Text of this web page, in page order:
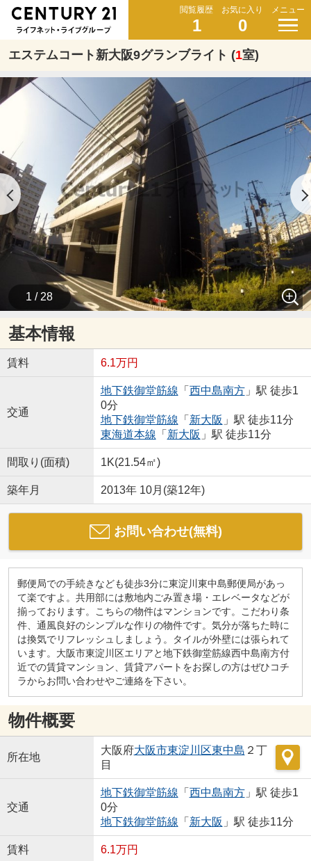
閲覧履歴
1
お気に入り
0
メニュー
エステムコート新大阪9グランブライト (1室)
1 / 28
基本情報
賃料 6.1万円
交通
地下鉄御堂筋線 「 西中島南方」駅 徒歩1
0分
地下鉄御堂筋線 「 新大阪 」駅 徒歩11分
東海道本線 「 新大阪 」駅 徒歩11分
間取り(面積) 1K(21.54㎡)
築年月 2013年 10月(築12年)
お問い合わせ(無料)
郵便局での手続きなども徒歩3分に東淀川東中島郵便局があっ
て楽ですよ。共用部には敷地内ごみ置き場・エレベータなどが
揃っております。こちらの物件はマンションです。こだわり条
件、通風良好のシンプルな作りの物件です。気分が落ちた時に
は換気でリフレッシュしましょう。タイルが外壁には張られて
います。大阪市東淀川区エリアと地下鉄御堂筋線西中島南方付
近での賃貸マンション、賃貸アパートをお探しの方はぜひコチ
ラからお問い合わせやご連絡を下さい。
物件概要
所在地
大阪府大阪市東淀川区東中島 ２丁
目
交通
地下鉄御堂筋線 「 西中島南方」駅 徒歩1
0分
地下鉄御堂筋線 「 新大阪 」駅 徒歩11分
賃料 6.1万円